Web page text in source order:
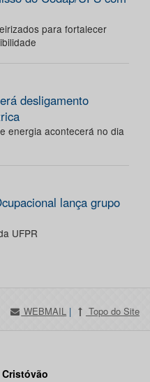
para fortalecer
desligamento
energia acontecerá no dia
lança grupo
UFPR
WEBMAIL | Topo do Site